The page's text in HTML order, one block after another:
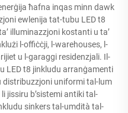
ħafna inqas minn dawk
ewlenija tat-tubu LED t8
illuminazzjoni kostanti u ta’
l-offiċċji, l-warehouses, l-
u l-garaggi residenzjali. Il-
LED t8 jinkludu arranġamenti
distribuzzjoni uniformi tal-lum
jissiru b’sistemi antiki tal-
sinkers tal-umdità tal-